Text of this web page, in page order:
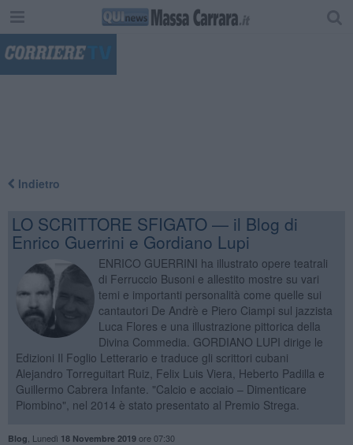
Indietro
LO SCRITTORE SFIGATO — il Blog di
Enrico Guerrini e Gordiano Lupi
ENRICO GUERRINI ha illustrato opere teatrali
di Ferruccio Busoni e allestito mostre su vari
temi e importanti personalità come quelle sui
cantautori De Andrè e Piero Ciampi sul jazzista
Luca Flores e una illustrazione pittorica della
Divina Commedia. GORDIANO LUPI dirige le
Edizioni Il Foglio Letterario e traduce gli scrittori cubani
Alejandro Torreguitart Ruiz, Felix Luis Viera, Heberto Padilla e
Guillermo Cabrera Infante. "Calcio e acciaio – Dimenticare
Piombino", nel 2014 è stato presentato al Premio Strega.
Blog Lunedì 18 Novembre 2019ore 07:30